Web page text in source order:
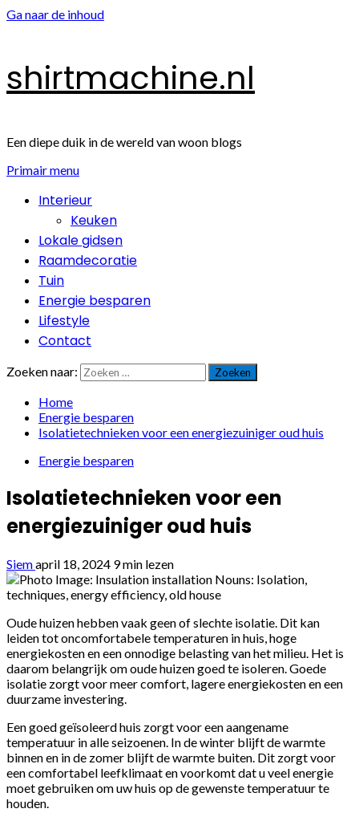
Ga naar de inhoud
shirtmachine.nl
Een diepe duik in de wereld van woon blogs
Primair menu
Interieur
Keuken
Lokale gidsen
Raamdecoratie
Tuin
Energie besparen
Lifestyle
Contact
Zoeken naar:
Home
Energie besparen
Isolatietechnieken voor een energiezuiniger oud huis
Energie besparen
Isolatietechnieken voor een
energiezuiniger oud huis
Siemapril 18, 2024 9 min lezen
Oude huizen hebben vaak geen of slechte isolatie. Dit kan
leiden tot oncomfortabele temperaturen in huis, hoge
energiekosten en een onnodige belasting van het milieu. Het is
daarom belangrijk om oude huizen goed te isoleren. Goede
isolatie zorgt voor meer comfort, lagere energiekosten en een
duurzame investering.
Een goed geïsoleerd huis zorgt voor een aangename
temperatuur in alle seizoenen. In de winter blijft de warmte
binnen en in de zomer blijft de warmte buiten. Dit zorgt voor
een comfortabel leefklimaat en voorkomt dat u veel energie
moet gebruiken om uw huis op de gewenste temperatuur te
houden.